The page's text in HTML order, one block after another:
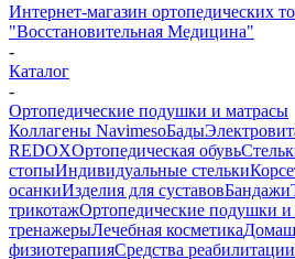
Интернет-магазин ортопедических
"Восстановительная Медицина"
-
Каталог
-
Ортопедические подушки и матрасы
Коллагены NavimesoБады
REDOXОртопедическая обувь
стопыИндивидуальные стельки
осанкиИзделия для суставовБандажи
трикотажОртопедические подушки и
тренажерыЛечебная косметика
физиотерапияСредства реабилитации